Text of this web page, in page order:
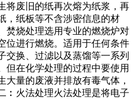
将废旧的纸再次熔为纸浆，再
，纸板等不含涉密信息的材
焚烧处理选用专业的燃烧炉对
位进行燃烧。适用于任何条件
交换、过滤以及蒸馏等一系列
但在化学处理的过程中要使用
量的废液并排放有毒气体，
︰火法处理火法处理是将电子